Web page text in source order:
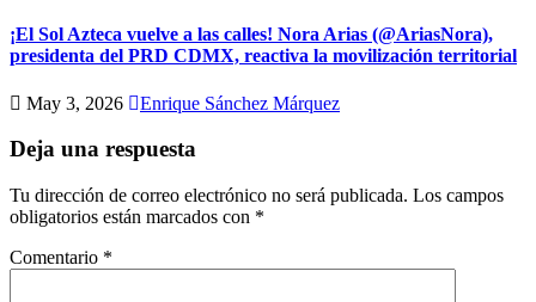
¡El Sol Azteca vuelve a las calles! Nora Arias (@AriasNora),
presidenta del PRD CDMX, reactiva la movilización territorial
May 3, 2026 Enrique Sánchez Márquez
Deja una respuesta
Tu dirección de correo electrónico no será publicada. Los campos
obligatorios están marcados con *
Comentario *